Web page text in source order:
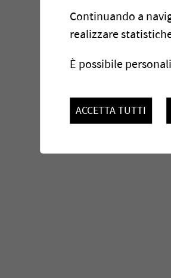
Continuando a
realizzare
È possibile
ACCETTA TUTTI